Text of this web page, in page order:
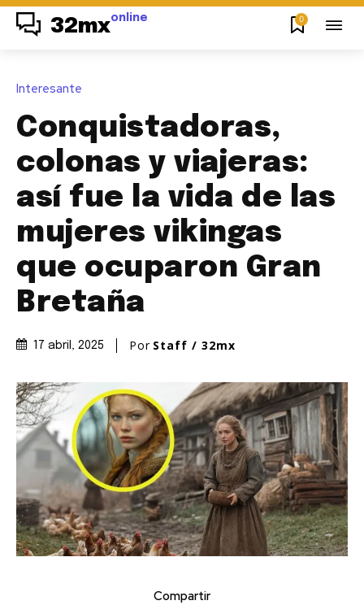
32mxonline 0
Interesante
Conquistadoras,
colonas y viajeras:
así fue la vida de las
mujeres vikingas
que ocuparon Gran
Bretaña
17 abril, 2025 Por Staff / 32mx
Compartir